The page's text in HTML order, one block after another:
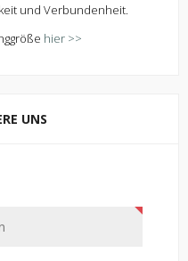
und Verbundenheit.
hier >>
UNS